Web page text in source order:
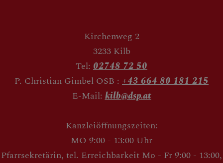
Kirchenweg 2
3233 Kilb
Tel: 02748 72 50
P. Christian Gimbel OSB : +43 664 80 181 215
E-Mail:kilb@dsp.at
Kanzleiöffnungszeiten:
MO 9:00 - 13:00 Uhr
Pfarrsekretärin, tel. Erreichbarkeit Mo - Fr 9:00 - 13:00,